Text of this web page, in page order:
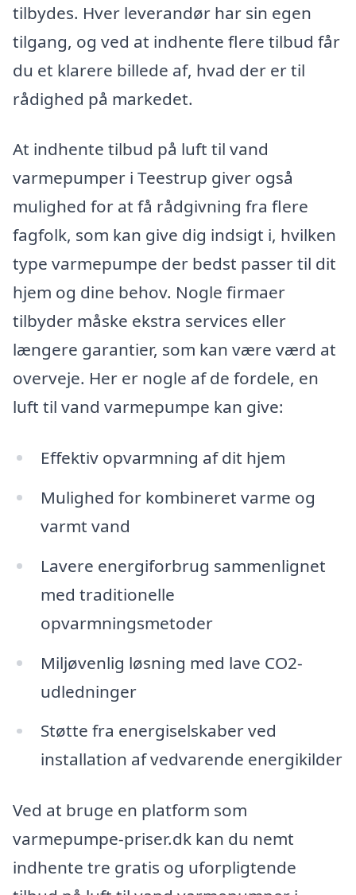
tilbydes. Hver leverandør har sin egen
tilgang, og ved at indhente flere tilbud får
du et klarere billede af, hvad der er til
rådighed på markedet.
At indhente tilbud på luft til vand
varmepumper i Teestrup giver også
mulighed for at få rådgivning fra flere
fagfolk, som kan give dig indsigt i, hvilken
type varmepumpe der bedst passer til dit
hjem og dine behov. Nogle firmaer
tilbyder måske ekstra services eller
længere garantier, som kan være værd at
overveje. Her er nogle af de fordele, en
luft til vand varmepumpe kan give:
Effektiv opvarmning af dit hjem
Mulighed for kombineret varme og
varmt vand
Lavere energiforbrug sammenlignet
med traditionelle
opvarmningsmetoder
Miljøvenlig løsning med lave CO2-
udledninger
Støtte fra energiselskaber ved
installation af vedvarende energikilder
Ved at bruge en platform som
varmepumpe-priser.dk kan du nemt
indhente tre gratis og uforpligtende